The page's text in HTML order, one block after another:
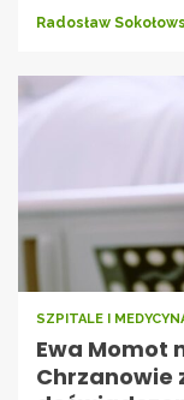
Radosław
SZPITALE I
Ewa Momot
Chrzanowie